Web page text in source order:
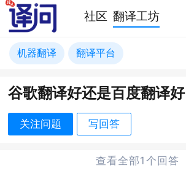
社区 翻译工坊
机器翻译 翻译平台
谷歌翻译好还是百度翻译好
关注问题 写回答
查看全部1个回答